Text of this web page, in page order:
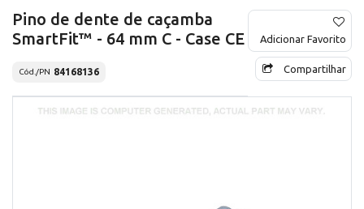
Pino de dente de caçamba
SmartFit™ - 64 mm C - Case CE
Cód./PN 84168136
Adicionar Favorito
Compartilhar